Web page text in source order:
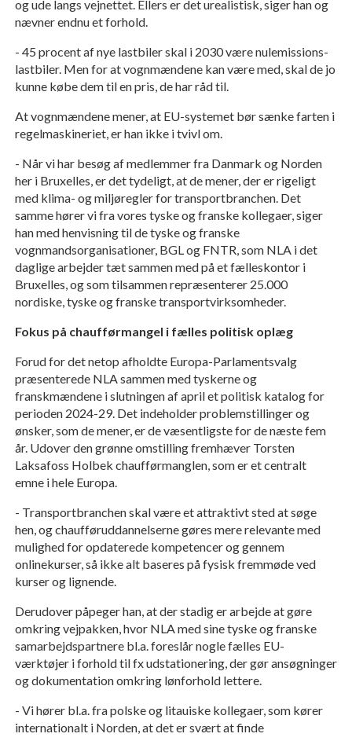
og ude langs vejnettet. Ellers er det urealistisk, siger han og
nævner endnu et forhold.
- 45 procent af nye lastbiler skal i 2030 være nulemissions-
lastbiler. Men for at vognmændene kan være med, skal de jo
kunne købe dem til en pris, de har råd til.
At vognmændene mener, at EU-systemet bør sænke farten i
regelmaskineriet, er han ikke i tvivl om.
- Når vi har besøg af medlemmer fra Danmark og Norden
her i Bruxelles, er det tydeligt, at de mener, der er rigeligt
med klima- og miljøregler for transportbranchen. Det
samme hører vi fra vores tyske og franske kollegaer, siger
han med henvisning til de tyske og franske
vognmandsorganisationer, BGL og FNTR, som NLA i det
daglige arbejder tæt sammen med på et fælleskontor i
Bruxelles, og som tilsammen repræsenterer 25.000
nordiske, tyske og franske transportvirksomheder.
Fokus på chaufførmangel i fælles politisk oplæg
Forud for det netop afholdte Europa-Parlamentsvalg
præsenterede NLA sammen med tyskerne og
franskmændene i slutningen af april et politisk katalog for
perioden 2024-29. Det indeholder problemstillinger og
ønsker, som de mener, er de væsentligste for de næste fem
år. Udover den grønne omstilling fremhæver Torsten
Laksafoss Holbek chaufførmanglen, som er et centralt
emne i hele Europa.
- Transportbranchen skal være et attraktivt sted at søge
hen, og chaufføruddannelserne gøres mere relevante med
mulighed for opdaterede kompetencer og gennem
onlinekurser, så ikke alt baseres på fysisk fremmøde ved
kurser og lignende.
Derudover påpeger han, at der stadig er arbejde at gøre
omkring vejpakken, hvor NLA med sine tyske og franske
samarbejdspartnere bl.a. foreslår nogle fælles EU-
værktøjer i forhold til fx udstationering, der gør ansøgninger
og dokumentation omkring lønforhold lettere.
- Vi hører bl.a. fra polske og litauiske kollegaer, som kører
internationalt i Norden, at det er svært at finde